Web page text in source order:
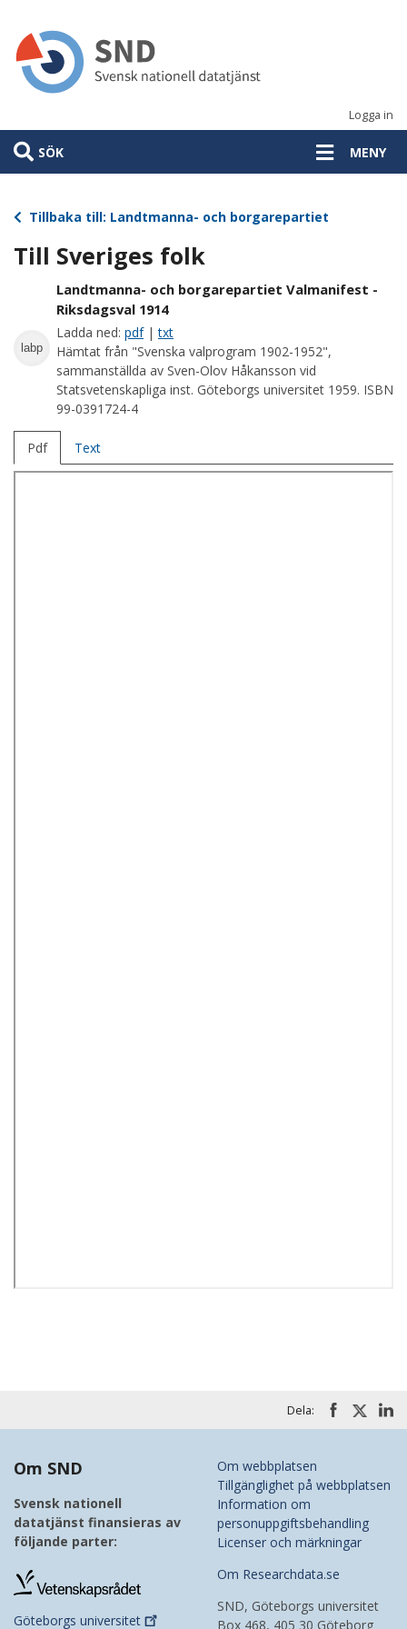
huvudinnehåll
Logga in
SÖK MENY
Tillbaka till: Landtmanna- och borgarepartiet
Till Sveriges folk
labp
Landtmanna- och borgarepartiet Valmanifest -
Riksdagsval 1914
Ladda ned: pdf|txt
Hämtat från "Svenska valprogram 1902-1952",
sammanställda av Sven-Olov Håkansson vid
Statsvetenskapliga inst. Göteborgs universitet 1959. ISBN
99-0391724-4
Pdf Text
Dela:
Om SND
Svensk nationell
datatjänst finansieras av
följande parter:
Göteborgs universitet
Om webbplatsen
Tillgänglighet på webbplatsen
Information om
personuppgiftsbehandling
Licenser och märkningar
Om Researchdata.se
SND, Göteborgs universitet
Box 468, 405 30 Göteborg